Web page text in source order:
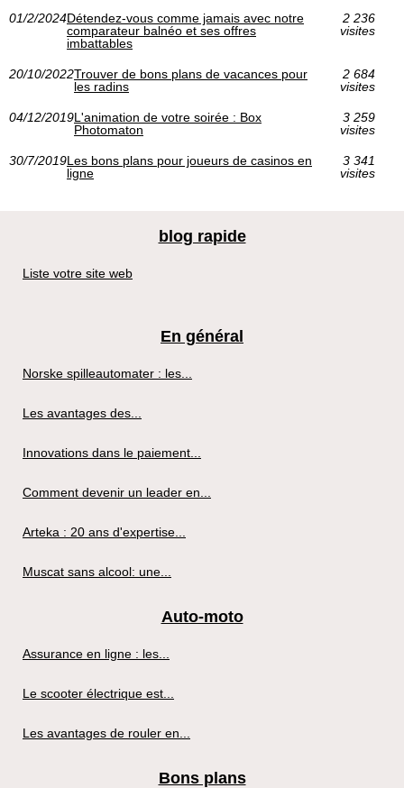
01/2/2024Détendez-vous comme jamais avec notre
comparateur balnéo et ses offres
imbattables
2 236
visites
20/10/2022Trouver de bons plans de vacances pour
les radins
2 684
visites
04/12/2019L'animation de votre soirée : Box
Photomaton
3 259
visites
30/7/2019Les bons plans pour joueurs de casinos en
ligne
3 341
visites
blog rapide
Liste votre site web
En général
Norske spilleautomater : les...
Les avantages des...
Innovations dans le paiement...
Comment devenir un leader en...
Arteka : 20 ans d'expertise...
Muscat sans alcool: une...
Auto-moto
Assurance en ligne : les...
Le scooter électrique est...
Les avantages de rouler en...
Bons plans